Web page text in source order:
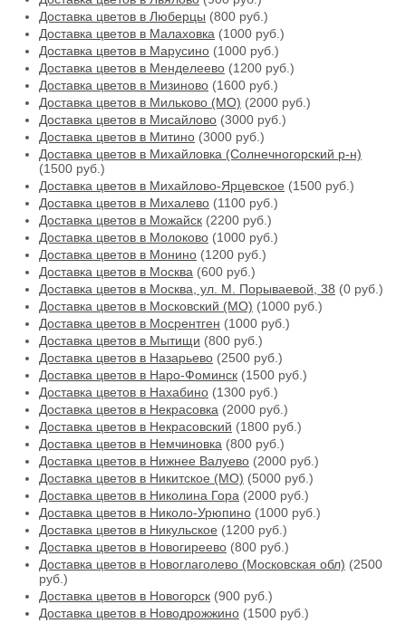
Доставка цветов в Люберцы (800 руб.)
Доставка цветов в Малаховка (1000 руб.)
Доставка цветов в Марусино (1000 руб.)
Доставка цветов в Менделеево (1200 руб.)
Доставка цветов в Мизиново (1600 руб.)
Доставка цветов в Мильково (МО) (2000 руб.)
Доставка цветов в Мисайлово (3000 руб.)
Доставка цветов в Митино (3000 руб.)
Доставка цветов в Михайловка (Солнечногорский р-н)
(1500 руб.)
Доставка цветов в Михайлово-Ярцевское (1500 руб.)
Доставка цветов в Михалево (1100 руб.)
Доставка цветов в Можайск (2200 руб.)
Доставка цветов в Молоково (1000 руб.)
Доставка цветов в Монино (1200 руб.)
Доставка цветов в Москва (600 руб.)
Доставка цветов в Москва, ул. М. Порываевой, 38 (0 руб.)
Доставка цветов в Московский (МО) (1000 руб.)
Доставка цветов в Мосрентген (1000 руб.)
Доставка цветов в Мытищи (800 руб.)
Доставка цветов в Назарьево (2500 руб.)
Доставка цветов в Наро-Фоминск (1500 руб.)
Доставка цветов в Нахабино (1300 руб.)
Доставка цветов в Некрасовка (2000 руб.)
Доставка цветов в Некрасовский (1800 руб.)
Доставка цветов в Немчиновка (800 руб.)
Доставка цветов в Нижнее Валуево (2000 руб.)
Доставка цветов в Никитское (МО) (5000 руб.)
Доставка цветов в Николина Гора (2000 руб.)
Доставка цветов в Николо-Урюпино (1000 руб.)
Доставка цветов в Никульское (1200 руб.)
Доставка цветов в Новогиреево (800 руб.)
Доставка цветов в Новоглаголево (Московская обл) (2500
руб.)
Доставка цветов в Новогорск (900 руб.)
Доставка цветов в Новодрожжино (1500 руб.)